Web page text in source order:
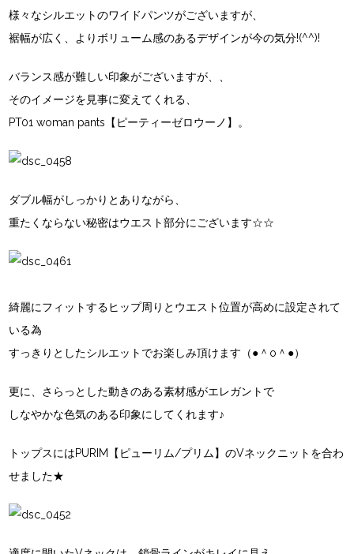
様々なシルエットのワイドパンツがございますが、
裾幅が広く、よりボリューム感のあるデザインが今の気分!(^^)!
バランス感が難しい印象がございますが、、
そのイメージを見事に変えてくれる、
PT01 woman pants【ピーティーゼロウーノ】
。
ダブル幅がしっかりとありながら、
重たくならない秘密はウエスト部分にございます☆☆
綺麗にフィットするヒップ周りとウエスト位置が高めに設定されて
いる為
すっきりとしたシルエットでお楽しみ頂けます（●＾o＾●）
更に、さらっとした動きのある素材感がエレガントで
しなやかな色気のある印象にしてくれます♪
トップスにはPURIM【ピューリム/プリム】のVネックニットを合わ
せました★